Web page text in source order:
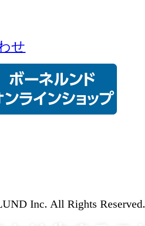
せ
Inc. All Rights Reserved.